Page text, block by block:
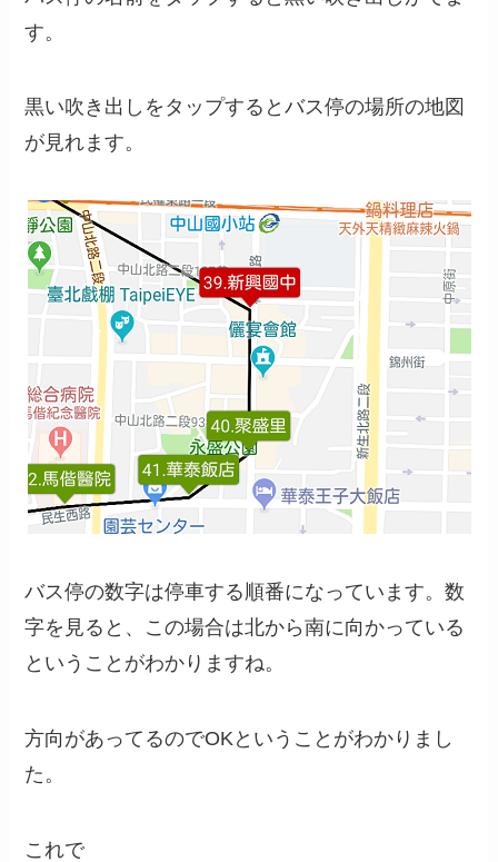
す。
黒い吹き出しをタップするとバス停の場所の地図
が見れます。
バス停の数字は停車する順番になっています。数
字を見ると、この場合は北から南に向かっている
ということがわかりますね。
方向があってるのでOKということがわかりまし
た。
これで